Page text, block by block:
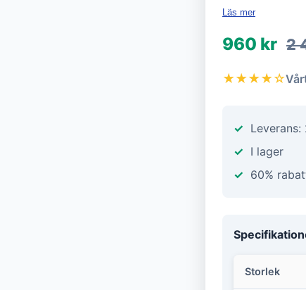
Läs mer
960 kr 2
★★★★☆
I lager
60%
Storlek